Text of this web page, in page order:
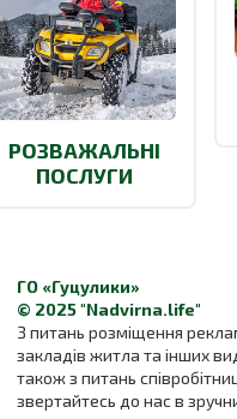
РОЗВАЖАЛЬНІ
ПОСЛУГИ
ГО «Гуцулики»
© 2025 "Nadvirna.life"
З питань розміщення
закладів житла та інших
також з питань
звертайтесь до нас в